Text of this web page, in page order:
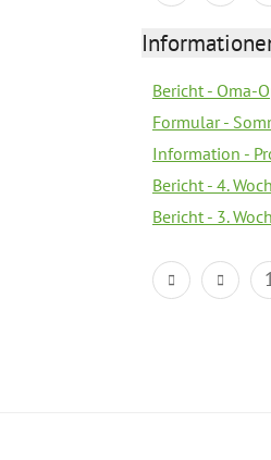
Bericht - Oma-
Formular -
Information -
Bericht - 4.
Bericht - 3.